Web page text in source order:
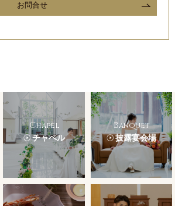
お問合せ
Chapel
チャペル
Banquet
披露宴会場